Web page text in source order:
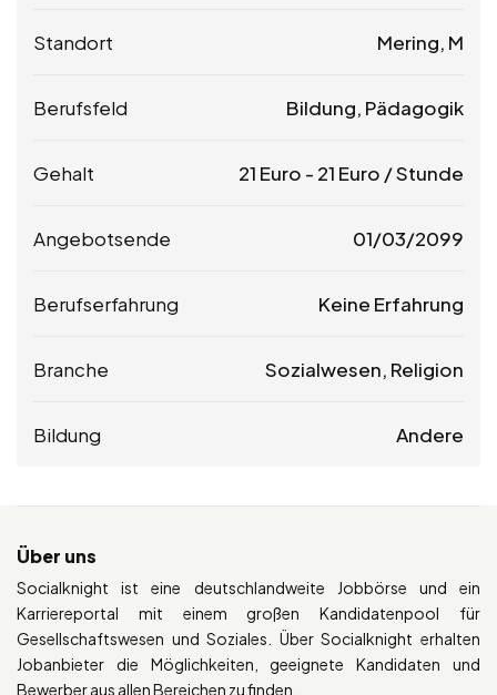
Standort Mering, M
Berufsfeld Bildung, Pädagogik
Gehalt 21 Euro - 21 Euro / Stunde
Angebotsende 01/03/2099
Berufserfahrung Keine Erfahrung
Branche Sozialwesen, Religion
Bildung Andere
Über uns
Socialknight ist eine deutschlandweite Jobbörse und ein
Karriereportal mit einem großen Kandidatenpool für
Gesellschaftswesen und Soziales. Über Socialknight erhalten
Jobanbieter die Möglichkeiten, geeignete Kandidaten und
Bewerber aus allen Bereichen zu finden.